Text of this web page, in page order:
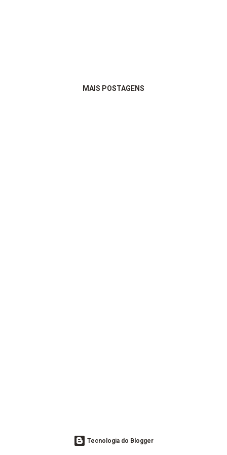
MAIS POSTAGENS
Tecnologia do Blogger